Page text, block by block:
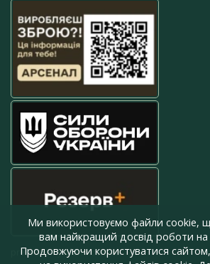
press@armyinform.com.ua
Ми використовуємо файли cookie,
вам найкращий досвід роботи на
Продовжуючи користуватися